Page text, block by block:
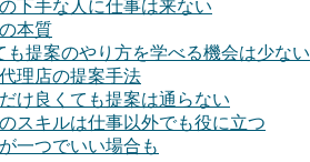
下手な人に仕事は来ない
本質
も提案のやり方を学べる機会は少ない
理店の提案手法
け良くても提案は通らない
スキルは仕事以外でも役に立つ
一つでいい場合も